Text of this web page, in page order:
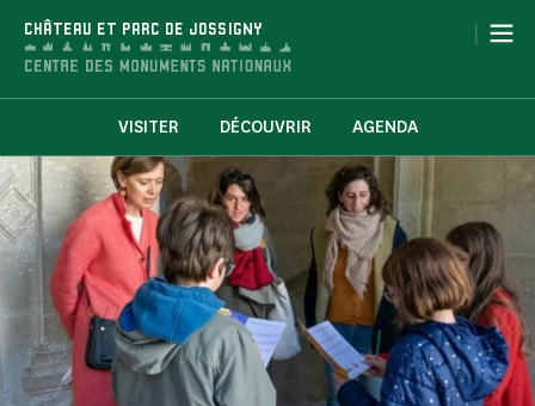
CHÂTEAU ET PARC DE JOSSIGNY |
VISITER DÉCOUVRIR AGENDA